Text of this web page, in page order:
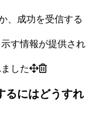
、成功を受信する
す情報が提供され
した
るにはどうすれ